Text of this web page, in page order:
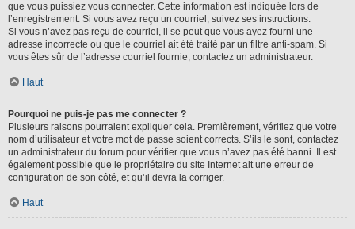
que vous puissiez vous connecter. Cette information est indiquée lors de
l’enregistrement. Si vous avez reçu un courriel, suivez ses instructions.
Si vous n’avez pas reçu de courriel, il se peut que vous ayez fourni une
adresse incorrecte ou que le courriel ait été traité par un filtre anti-spam. Si
vous êtes sûr de l’adresse courriel fournie, contactez un administrateur.
Haut
Pourquoi ne puis-je pas me connecter ?
Plusieurs raisons pourraient expliquer cela. Premièrement, vérifiez que votre
nom d’utilisateur et votre mot de passe soient corrects. S’ils le sont, contactez
un administrateur du forum pour vérifier que vous n’avez pas été banni. Il est
également possible que le propriétaire du site Internet ait une erreur de
configuration de son côté, et qu’il devra la corriger.
Haut